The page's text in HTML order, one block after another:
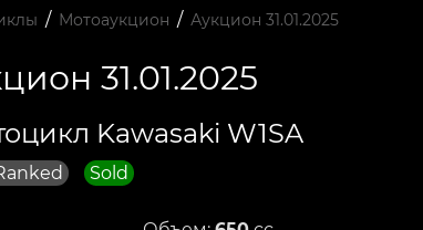
/ Мотоаукцион / Аукцион 31.01.2025
31.01.2025
Kawasaki W1SA
Sold